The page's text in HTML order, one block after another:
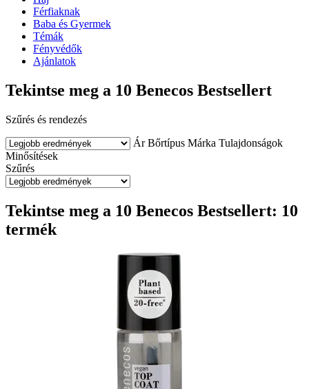
Férfiaknak
Baba és Gyermek
Témák
Fényvédők
Ajánlatok
Tekintse meg a 10 Benecos Bestsellert
Szűrés és rendezés
Ár Bőrtípus Márka Tulajdonságok
Minősítések
Szűrés
Tekintse meg a 10 Benecos Bestsellert: 10
termék